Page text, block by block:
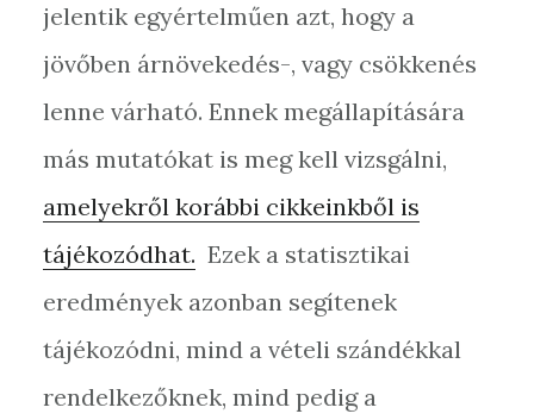
jelentik egyértelműen azt, hogy a
jövőben árnövekedés-, vagy csökkenés
lenne várható. Ennek megállapítására
más mutatókat is meg kell vizsgálni,
amelyekről korábbi cikkeinkből is
tájékozódhat. Ezek a statisztikai
eredmények azonban segítenek
tájékozódni, mind a vételi szándékkal
rendelkezőknek, mind pedig a